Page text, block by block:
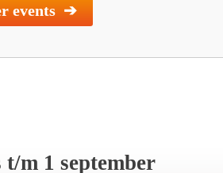
events ➔
t/m 1 september